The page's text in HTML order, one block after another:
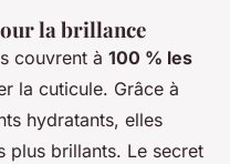
la brillance
couvrent à 100 % les
la cuticule. Grâce à
hydratants, elles
plus brillants. Le secret